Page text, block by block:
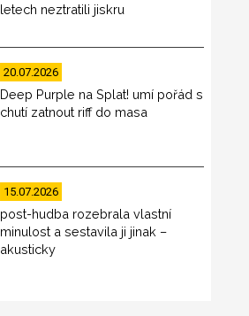
letech neztratili jiskru
20.07.2026
Deep Purple na Splat! umí pořád s
chutí zatnout riff do masa
15.07.2026
post-hudba rozebrala vlastní
minulost a sestavila ji jinak –
akusticky